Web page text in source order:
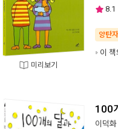
미리보기
8.1
양탄
이
100
이덕화